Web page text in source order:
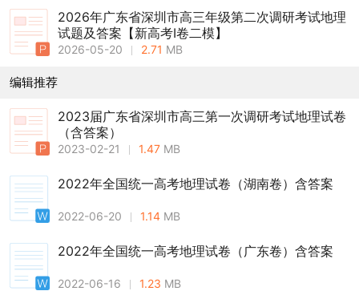
2026年广东省深圳市高三年级第二次调研考试地理
试题及答案【新高考Ⅰ卷二模】
2026-05-20 2.71 MB
编辑推荐
2023届广东省深圳市高三第一次调研考试地理试卷
（含答案）
2023-02-21 1.47 MB
2022年全国统一高考地理试卷（湖南卷）含答案
2022-06-20 1.14 MB
2022年全国统一高考地理试卷（广东卷）含答案
2022-06-16 1.23 MB